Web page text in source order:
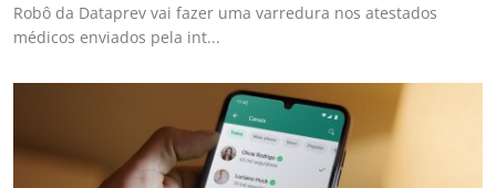
Robô da Dataprev vai fazer uma varredura nos atestados
médicos enviados pela int...